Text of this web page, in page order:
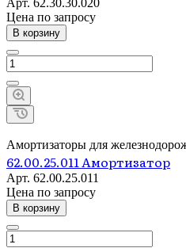
Цена по запросу
В корзину
Амортизаторы для
62.00.25.011 Амортизатор
Арт. 62.00.25.011
Цена по запросу
В корзину